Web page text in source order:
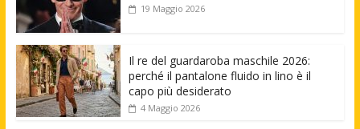
19 Maggio 2026
Il re del guardaroba maschile 2026:
perché il pantalone fluido in lino è il
capo più desiderato
4 Maggio 2026